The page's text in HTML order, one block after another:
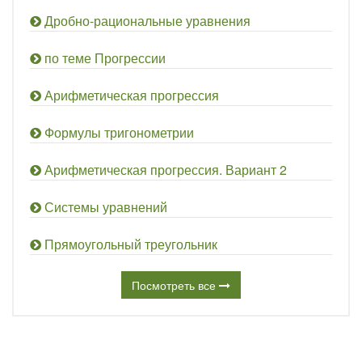
Дробно-рациональные уравнения
по теме Прогрессии
Арифметическая прогрессия
Формулы тригонометрии
Арифметическая прогрессия. Вариант 2
Системы уравнений
Прямоугольный треугольник
Посмотреть все